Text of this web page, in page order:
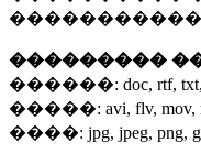
���������
������: doc, rtf,
�����: avi, flv, mov,
����: jpg, jpeg, png,